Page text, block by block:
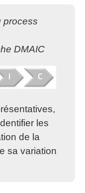
process
DMAIC
les
de la
sa variation